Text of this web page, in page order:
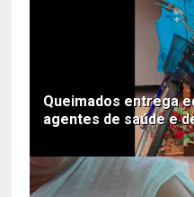
Queimados entrega
agentes de saúde e